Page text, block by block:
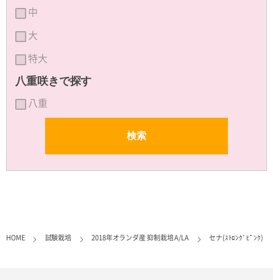
中
大
特大
八重咲きで探す
八重
HOME 試験栽培 2018年オランダ産 抑制栽培 A/LA セナ(ｽﾄﾛﾝｸﾞﾋﾟﾝｸ)